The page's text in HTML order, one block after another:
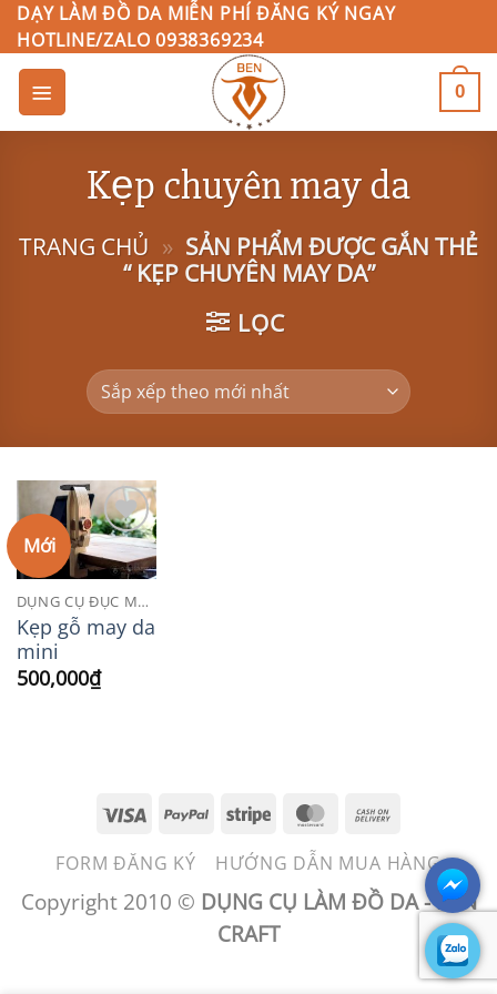
Bỏ
qua
nội
dung
DẠY LÀM ĐỒ DA MIỄN PHÍ ĐĂNG KÝ NGAY
HOTLINE/ZALO 0938369234
0
Kẹp chuyên may da
TRANG CHỦ » SẢN PHẨM ĐƯỢC GẮN THẺ
“ KẸP CHUYÊN MAY DA”
LỌC
Mới
Add to
Wishlist
DỤNG CỤ ĐỤC MAY DA
Kẹp gỗ may da
mini
500,000₫
Visa PayPalStripe MasterCard
Delivery
FORM ĐĂNG KÝ HƯỚNG DẪN MUA HÀNG
Copyright 2010 © DỤNG CỤ LÀM ĐỒ DA - BEN
CRAFT